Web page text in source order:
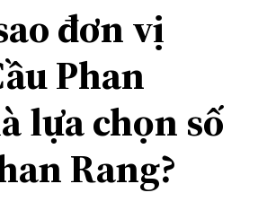
đơn vị
Phan
lựa chọn số
Rang?